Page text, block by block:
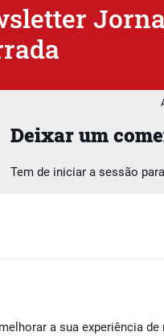
a sua experiência de
Deixar um
Tem de iniciar a sessão